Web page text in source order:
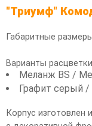
"Триумф"
Габаритные
Варианты
Меланж BS /
Графит серый /
Корпус